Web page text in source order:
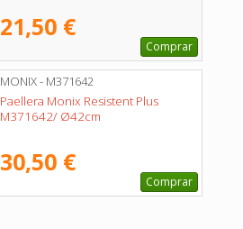
21,50 €
Comprar
MONIX - M371642
Paellera Monix Resistent Plus
M371642/ Ø42cm
30,50 €
Comprar